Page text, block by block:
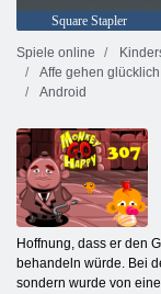
Square Stapler
Spiele online
Affe gehen glücklich
Android
Hoffnung, dass er den
behandeln würde. Bei
sondern wurde von